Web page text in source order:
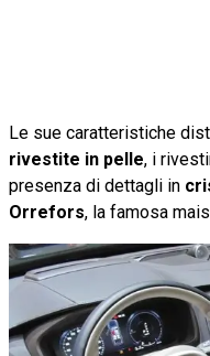
Le sue caratteristiche
rivestite in pelle, i
presenza di dettagli in
Orrefors, la famosa